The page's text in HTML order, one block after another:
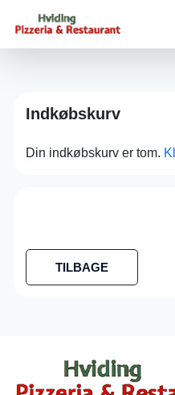
Indkøbskurv
Din indkøbskurv er tom.
TILBAGE